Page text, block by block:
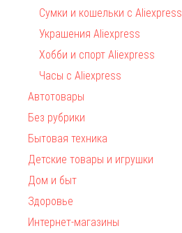
Сумки и кошельки с Aliexpress
Украшения Aliexpress
Хобби и спорт Aliexpress
Часы с Aliexpress
Автотовары
Без рубрики
Бытовая техника
Детские товары и игрушки
Дом и быт
Здоровье
Интернет-магазины